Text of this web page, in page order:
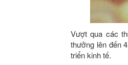
Vượt qua các
thưởng lên đến
triển kinh tế.